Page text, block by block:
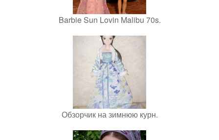
Barbie Sun Lovin Malibu 70s.
Обзорчик на зимнюю курн.